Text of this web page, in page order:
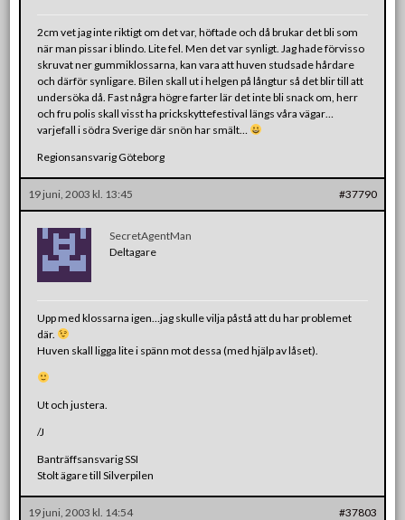
2cm vet jag inte riktigt om det var, höftade och då brukar det bli som
när man pissar i blindo. Lite fel. Men det var synligt. Jag hade förvisso
skruvat ner gummiklossarna, kan vara att huven studsade hårdare
och därför synligare. Bilen skall ut i helgen på långtur så det blir till att
undersöka då. Fast några högre farter lär det inte bli snack om, herr
och fru polis skall visst ha prickskyttefestival längs våra vägar…
varjefall i södra Sverige där snön har smält…
Regionsansvarig Göteborg
19 juni, 2003 kl. 13:45 #37790
SecretAgentMan
Deltagare
Upp med klossarna igen…jag skulle vilja påstå att du har problemet
där.
Huven skall ligga lite i spänn mot dessa (med hjälp av låset).
Ut och justera.
/J
Banträffsansvarig SSI
Stolt ägare till Silverpilen
19 juni, 2003 kl. 14:54 #37803